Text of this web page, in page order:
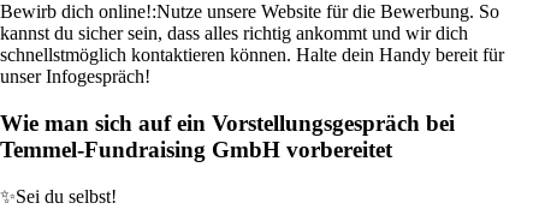
Bewirb dich online!:Nutze unsere Website für die Bewerbung. So
kannst du sicher sein, dass alles richtig ankommt und wir dich
schnellstmöglich kontaktieren können. Halte dein Handy bereit für
unser Infogespräch!
Wie man sich auf ein Vorstellungsgespräch bei
Temmel-Fundraising GmbH vorbereitet
✨Sei du selbst!